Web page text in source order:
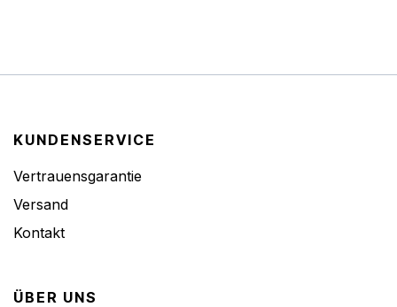
KUNDENSERVICE
Vertrauensgarantie
Versand
Kontakt
ÜBER UNS